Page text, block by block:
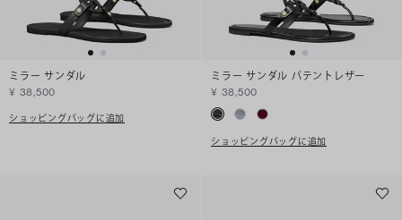
ミラー サンダル
¥ 38,500
ショッピングバッグに追加
ミラー サンダル パテントレザー
¥ 38,500
ショッピングバッグに追加